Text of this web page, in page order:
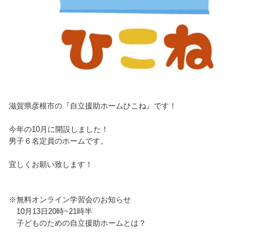
滋賀県彦根市の『自立援助ホームひこね』です！
今年の10月に開設しました！
男子６名定員のホームです。
宜しくお願い致します！
※無料オンライン学習会のお知らせ
10月13日20時~21時半
子どものための自立援助ホームとは？